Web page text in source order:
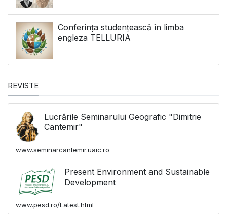
Conferința studențească în limba
engleza TELLURIA
REVISTE
Lucrările Seminarului Geografic "Dimitrie
Cantemir"
www.seminarcantemir.uaic.ro
Present Environment and Sustainable
Development
www.pesd.ro/Latest.html